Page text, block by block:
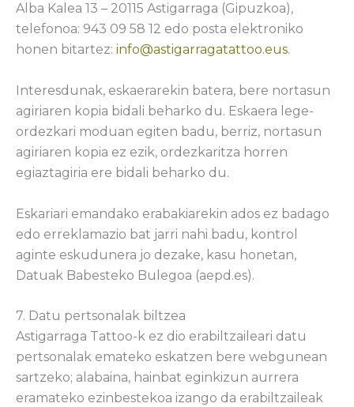
Alba Kalea 13 – 20115 Astigarraga (Gipuzkoa),
telefonoa: 943 09 58 12 edo posta elektroniko
honen bitartez: info@astigarragatattoo.eus.
Interesdunak, eskaerarekin batera, bere nortasun
agiriaren kopia bidali beharko du. Eskaera lege-
ordezkari moduan egiten badu, berriz, nortasun
agiriaren kopia ez ezik, ordezkaritza horren
egiaztagiria ere bidali beharko du.
Eskariari emandako erabakiarekin ados ez badago
edo erreklamazio bat jarri nahi badu, kontrol
aginte eskudunera jo dezake, kasu honetan,
Datuak Babesteko Bulegoa (aepd.es).
7. Datu pertsonalak biltzea
Astigarraga Tattoo-k ez dio erabiltzaileari datu
pertsonalak emateko eskatzen bere webgunean
sartzeko; alabaina, hainbat eginkizun aurrera
eramateko ezinbestekoa izango da erabiltzaileak